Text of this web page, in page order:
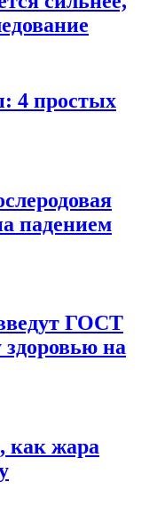
4 простых
падением
ГОСТ
здоровью на
как жара